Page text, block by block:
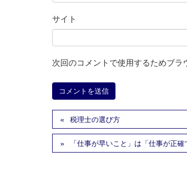
サイト
次回のコメントで使用するためブラ
税理士の選び方
「仕事が早いこと」は「仕事が正